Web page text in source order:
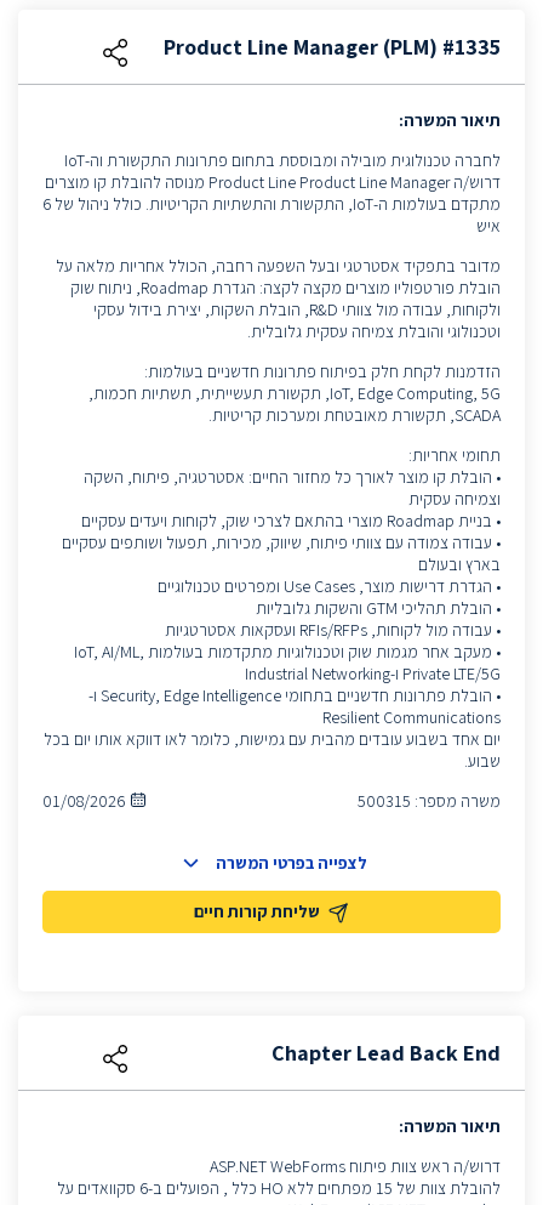
Product Line Manager (PLM) #1335
תיאור המשרה:
לחברה טכנולוגית מובילה ומבוססת בתחום פתרונות התקשורת וה-IoT
דרוש/ה Product Line Product Line Manager מנוסה להובלת קו מוצרים
מתקדם בעולמות ה-IoT, התקשורת והתשתיות הקריטיות. כולל ניהול של 6
איש
מדובר בתפקיד אסטרטגי ובעל השפעה רחבה, הכולל אחריות מלאה על
הובלת פורטפוליו מוצרים מקצה לקצה: הגדרת Roadmap, ניתוח שוק
ולקוחות, עבודה מול צוותי R&D, הובלת השקות, יצירת בידול עסקי
וטכנולוגי והובלת צמיחה עסקית גלובלית.
הזדמנות לקחת חלק בפיתוח פתרונות חדשניים בעולמות:
IoT, Edge Computing, 5G, תקשורת תעשייתית, תשתיות חכמות,
SCADA, תקשורת מאובטחת ומערכות קריטיות.
תחומי אחריות:
• הובלת קו מוצר לאורך כל מחזור החיים: אסטרטגיה, פיתוח, השקה
וצמיחה עסקית
• בניית Roadmap מוצרי בהתאם לצרכי שוק, לקוחות ויעדים עסקיים
• עבודה צמודה עם צוותי פיתוח, שיווק, מכירות, תפעול ושותפים עסקיים
בארץ ובעולם
• הגדרת דרישות מוצר, Use Cases ומפרטים טכנולוגיים
• הובלת תהליכי GTM והשקות גלובליות
• עבודה מול לקוחות, RFIs/RFPs ועסקאות אסטרטגיות
• מעקב אחר מגמות שוק וטכנולוגיות מתקדמות בעולמות IoT, AI/ML,
Private LTE/5G ו-Industrial Networking
• הובלת פתרונות חדשניים בתחומי Security, Edge Intelligence ו-
Resilient Communications
יום אחד בשבוע עובדים מהבית עם גמישות, כלומר לאו דווקא אותו יום בכל
שבוע.
משרה מספר: 500315
01/08/2026
שליחת קורות חיים
לצפייה בפרטי המשרה
Chapter Lead Back End
תיאור המשרה:
דרוש/ה ראש צוות פיתוח ASP.NET WebForms
להובלת צוות של 15 מפתחים ללא HO כלל , הפועלים ב-6 סקוואדים על